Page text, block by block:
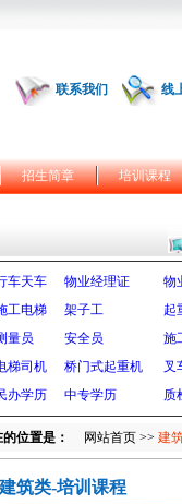
联系我们 线
招生简章 培训课程
车天车 物业经理证
物
工电梯 架子工
起
量员 安全员
施
梯司机 桥门式起重机
叉
办学历 中专学历 质
位置是： 网站首页 >> 建
建筑类-培训课程